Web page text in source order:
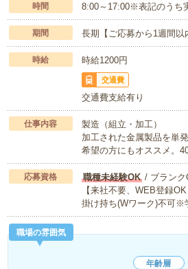
時間 8:00～17:00※表記のうち
期間 長期【ご応募から1週間以
時給 時給1200円
交通費
交通費支給有り
仕事内容
製造（組立・加工）
加工された金属製品を単
希望の方にもオススメ。
応募資格 職種未経験OK/ ブランク
【来社不要、WEB登録
掛け持ち(Wワーク)不可※
職場の雰囲気
年齢層